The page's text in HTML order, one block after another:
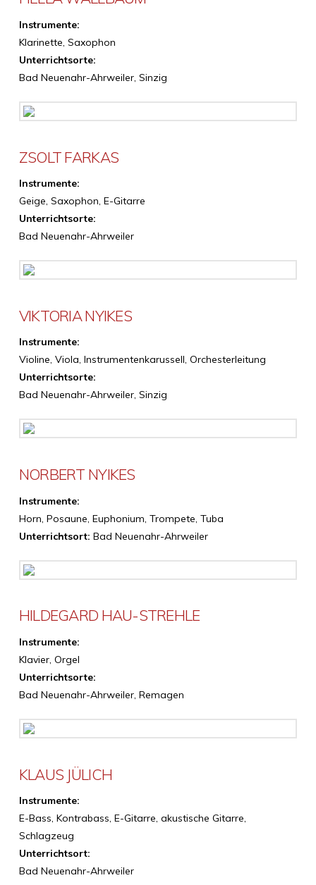
Instrumente:
Klarinette, Saxophon
Unterrichtsorte:
Bad Neuenahr-Ahrweiler, Sinzig
ZSOLT FARKAS
Instrumente:
Geige, Saxophon, E-Gitarre
Unterrichtsorte:
Bad Neuenahr-Ahrweiler
VIKTORIA NYIKES
Instrumente:
Violine, Viola, Instrumentenkarussell, Orchesterleitung
Unterrichtsorte:
Bad Neuenahr-Ahrweiler, Sinzig
NORBERT NYIKES
Instrumente:
Horn, Posaune, Euphonium, Trompete, Tuba
Unterrichtsort: Bad Neuenahr-Ahrweiler
HILDEGARD HAU-STREHLE
Instrumente:
Klavier, Orgel
Unterrichtsorte:
Bad Neuenahr-Ahrweiler, Remagen
KLAUS JÜLICH
Instrumente:
E-Bass, Kontrabass, E-Gitarre, akustische Gitarre,
Schlagzeug
Unterrichtsort:
Bad Neuenahr-Ahrweiler